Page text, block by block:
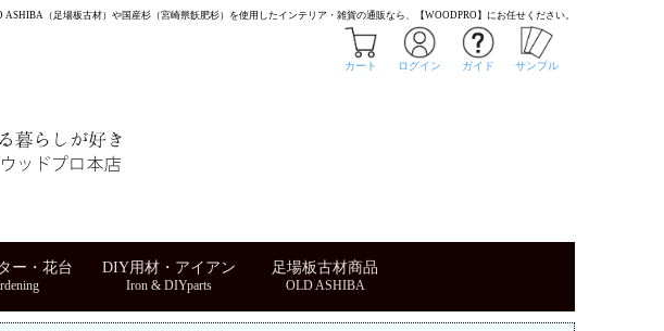
ASHIBA（足場板古材）や国産杉（宮崎県飫肥杉）を使用したインテリア・雑貨の通販なら、【WOODPRO】にお任せください。
カート ログイン ガイド サンプル
ー・花台 DIY用材・アイアン 足場板古材商品